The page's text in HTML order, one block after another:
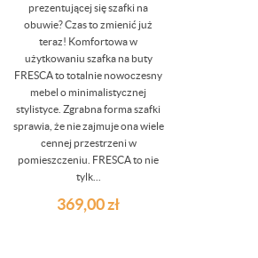
prezentującej się szafki na
obuwie? Czas to zmienić już
teraz! Komfortowa w
użytkowaniu szafka na buty
FRESCA to totalnie nowoczesny
mebel o minimalistycznej
stylistyce. Zgrabna forma szafki
sprawia, że nie zajmuje ona wiele
cennej przestrzeni w
pomieszczeniu. FRESCA to nie
tylk...
369,00zł